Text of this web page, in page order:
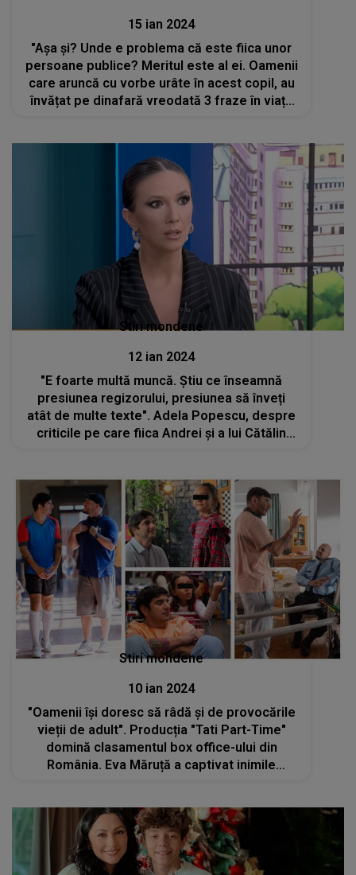
15 ian 2024
"Așa și? Unde e problema că este fiica unor
persoane publice? Meritul este al ei. Oamenii
care aruncă cu vorbe urâte în acest copil, au
învățat pe dinafară vreodată 3 fraze în viața
Stiri mondene
12 ian 2024
"E foarte multă muncă. Știu ce înseamnă
presiunea regizorului, presiunea să înveți
atât de multe texte". Adela Popescu, despre
criticile pe care fiica Andrei și a lui Cătălin
Stiri mondene
10 ian 2024
"Oamenii își doresc să râdă și de provocările
vieții de adult". Producția "Tati Part-Time"
domină clasamentul box office-ului din
România. Eva Măruță a captivat inimile